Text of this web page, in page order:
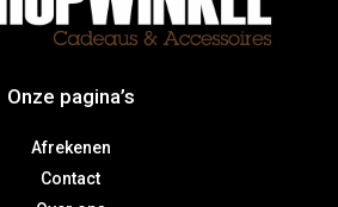
Onze pagina’s
Afrekenen
Contact